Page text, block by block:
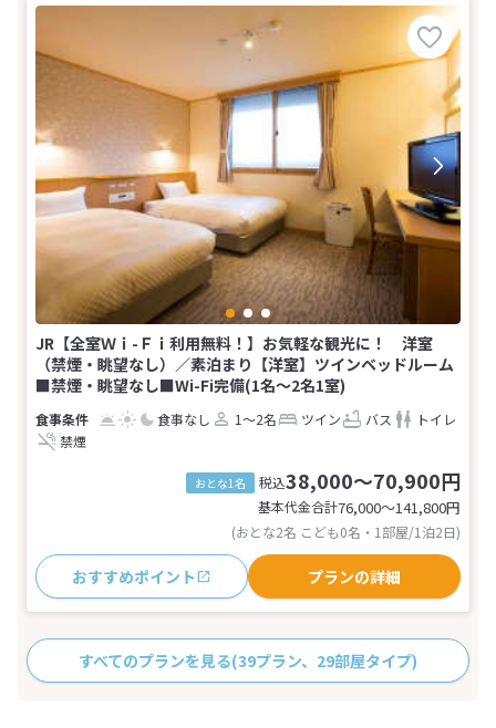
JR【全室Ｗｉ-Ｆｉ利用無料！】お気軽な観光に！ 洋室
（禁煙・眺望なし）／素泊まり【洋室】ツインベッドルーム
■禁煙・眺望なし■Wi-Fi完備(1名～2名1室)
食事なし 1～2名 ツイン バス
トイレ
禁煙
おとな1名 税込38,000～70,900円
基本代金合計76,000〜141,800円
(おとな2名 こども0名・1部屋/1泊2日)
おすすめポイント プランの詳細
すべてのプランを見る(39プラン、29部屋タイプ)